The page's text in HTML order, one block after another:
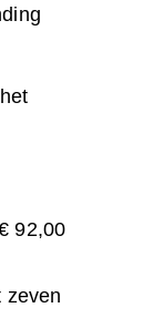
92,00
zeven